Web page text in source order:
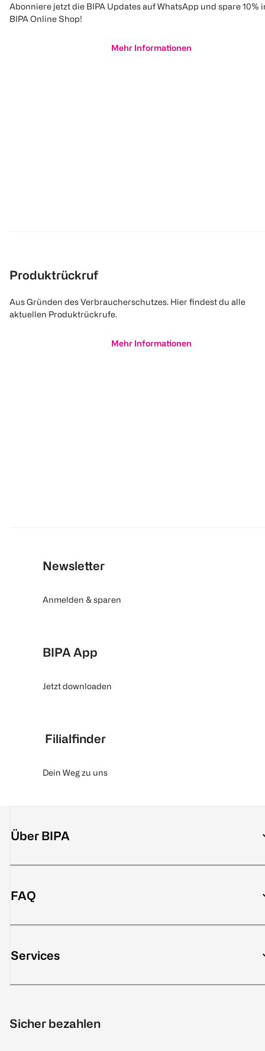
Abonniere jetzt die BIPA Updates auf WhatsApp und spare 10%
BIPA Online Shop!
Mehr Informationen
Produktrückruf
Aus Gründen des Verbraucherschutzes. Hier findest du alle
aktuellen Produktrückrufe.
Mehr Informationen
Newsletter
Anmelden & sparen
BIPA App
Jetzt downloaden
Filialfinder
Dein Weg zu uns
Über BIPA
FAQ
Services
Sicher bezahlen